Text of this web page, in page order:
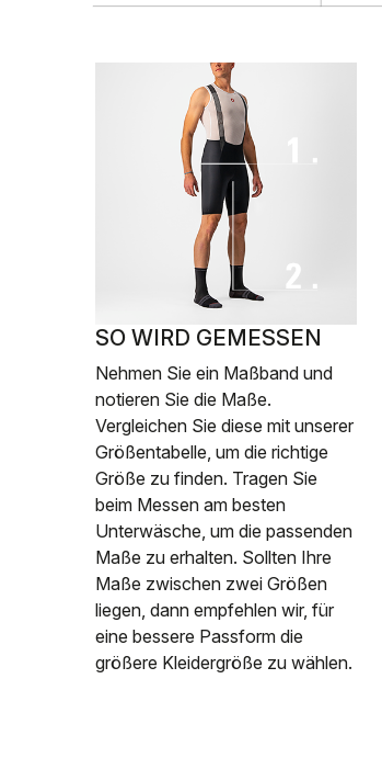
SO WIRD GEMESSEN
Nehmen Sie ein Maßband und
notieren Sie die Maße.
Vergleichen Sie diese mit unserer
Größentabelle, um die richtige
Größe zu finden. Tragen Sie
beim Messen am besten
Unterwäsche, um die passenden
Maße zu erhalten. Sollten Ihre
Maße zwischen zwei Größen
liegen, dann empfehlen wir, für
eine bessere Passform die
größere Kleidergröße zu wählen.